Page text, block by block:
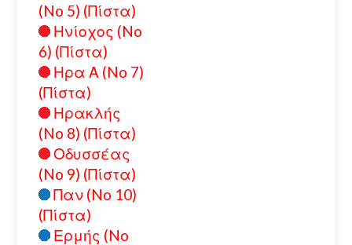
(No 5) (Πίστα)
Ηνίοχος (No
6) (Πίστα)
Ηρα Α (No 7)
(Πίστα)
Ηρακλής
(No 8) (Πίστα)
Οδυσσέας
(No 9) (Πίστα)
Παν (No 10)
(Πίστα)
Ερμής (No